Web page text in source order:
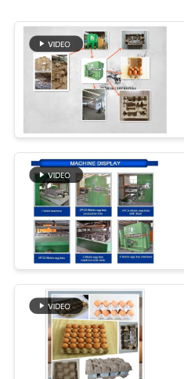
MAPA
DO
SITE
POLÍTICA
DE
PRIVACIDADE